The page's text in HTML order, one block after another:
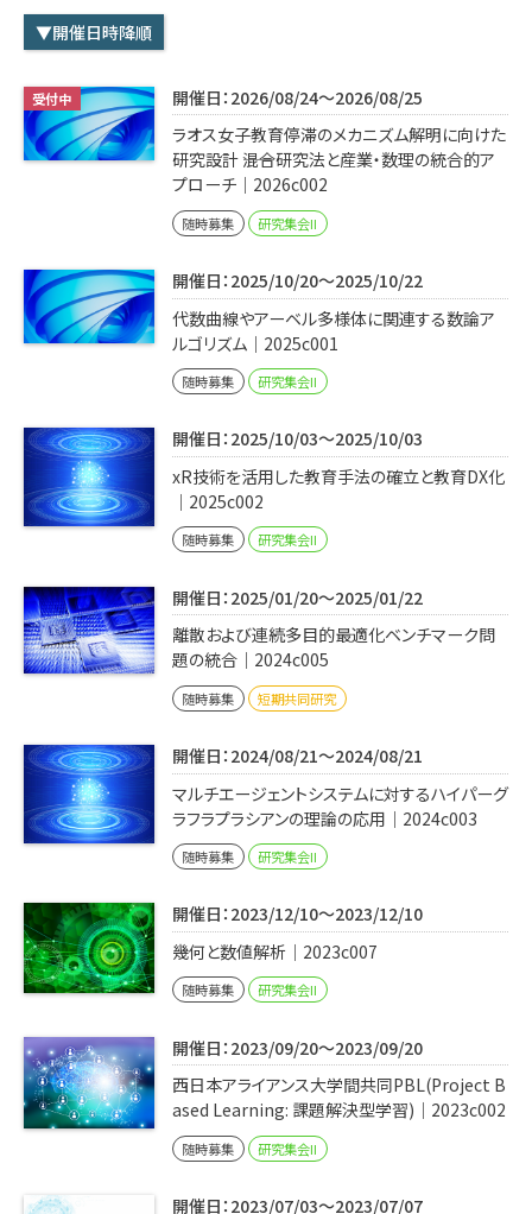
学内専用
Q&A
アクセス・お問合せ
メルマガ
▼開催日時降順
開催日：2026/08/24～2026/08/25
ラオス女子教育停滞のメカニズム解明に向けた
研究設計 ――混合研究法と産業・数理の統合的ア
プローチ｜2026c002
随時募集 研究集会II
開催日：2025/10/20～2025/10/22
代数曲線やアーベル多様体に関連する数論ア
ルゴリズム｜2025c001
随時募集 研究集会II
開催日：2025/10/03～2025/10/03
xR技術を活用した教育手法の確立と教育DX化
｜2025c002
随時募集 研究集会II
開催日：2025/01/20～2025/01/22
離散および連続多目的最適化ベンチマーク問
題の統合｜2024c005
随時募集 短期共同研究
開催日：2024/08/21～2024/08/21
マルチエージェントシステムに対するハイパーグ
ラフラプラシアンの理論の応用｜2024c003
随時募集 研究集会II
開催日：2023/12/10～2023/12/10
幾何と数値解析｜2023c007
随時募集 研究集会II
開催日：2023/09/20～2023/09/20
西日本アライアンス大学間共同PBL(Project B
ased Learning: 課題解決型学習)｜2023c002
随時募集 研究集会II
開催日：2023/07/03～2023/07/07